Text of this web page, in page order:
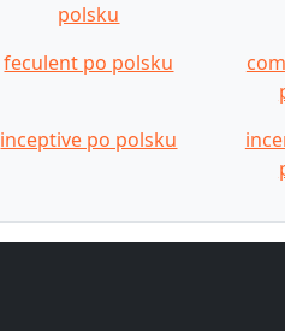
polsku
feculent po polsku
inceptive po polsku